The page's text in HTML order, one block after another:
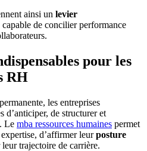
ainsi un levier
capable de concilier performance
pour les
RH
les entreprises
d’anticiper, de structurer et
Le mba ressources humaines permet
d’affirmer leurposture
leur trajectoire de carrière.